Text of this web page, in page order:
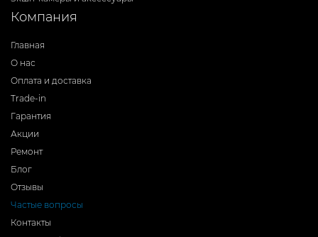
Компания
Главная
О нас
Оплата и доставка
Trade-in
Гарантия
Акции
Ремонт
Блог
Отзывы
Частые вопросы
Контакты